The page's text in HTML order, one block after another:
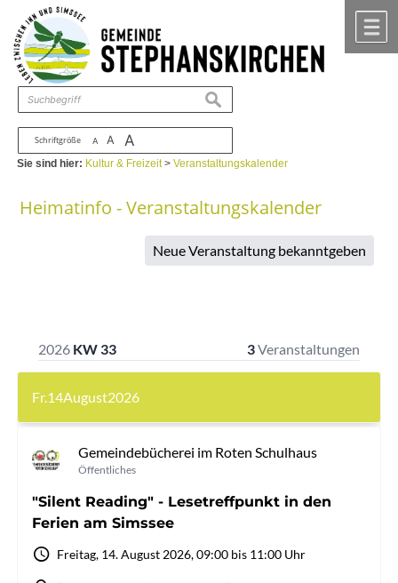
Zum Inhalt ,zur Navigation
Schriftgröße A A A
suchen
Sie sind hier: Kultur & Freizeit>Veranstaltungskalender
Heimatinfo - Veranstaltungskalender